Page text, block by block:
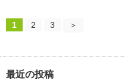
1 2 3 ＞
最近の投稿